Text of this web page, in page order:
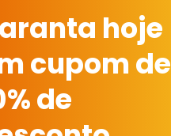
hoje
cupom de
de